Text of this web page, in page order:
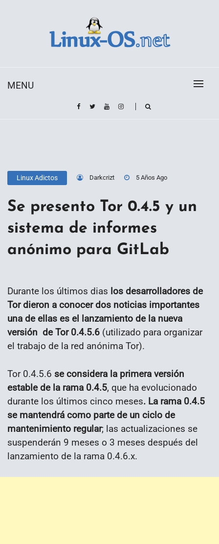
MENU
Linux Adictos Darkcrizt 5 Años Ago
Se presento Tor 0.4.5 y un
sistema de informes
anónimo para GitLab
Durante los últimos dias los desarrolladores de
Tor dieron a conocer dos noticias importantes
una de ellas es el lanzamiento de la nueva
versión de Tor 0.4.5.6 (utilizado para organizar
el trabajo de la red anónima Tor).
Tor 0.4.5.6 se considera la primera versión
estable de la rama 0.4.5, que ha evolucionado
durante los últimos cinco meses. La rama 0.4.5
se mantendrá como parte de un ciclo de
mantenimiento regular; las actualizaciones se
suspenderán 9 meses o 3 meses después del
lanzamiento de la rama 0.4.6.x.